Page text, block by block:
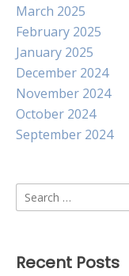
March 2025
February 2025
January 2025
December 2024
November 2024
October 2024
September 2024
Search
for:
Recent Posts